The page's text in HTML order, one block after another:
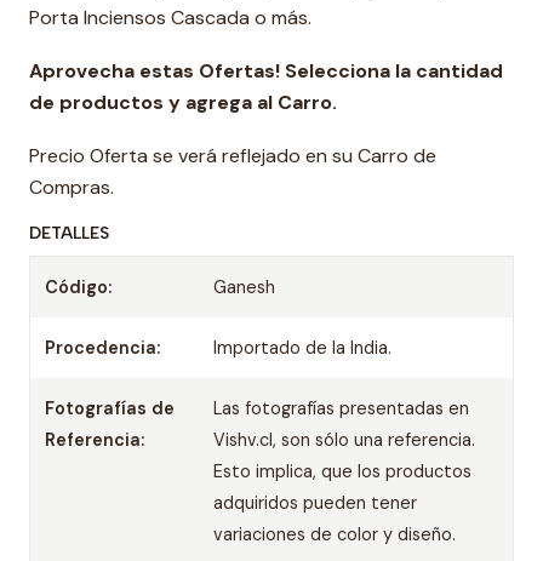
Porta Inciensos Cascada o más.
Aprovecha estas Ofertas! Selecciona la cantidad
de productos y agrega al Carro.
Precio Oferta se verá reflejado en su Carro de
Compras.
DETALLES
Código: Ganesh
Procedencia: Importado de la India.
Fotografías de
Referencia:
Las fotografías presentadas en
Vishv.cl, son sólo una referencia.
Esto implica, que los productos
adquiridos pueden tener
variaciones de color y diseño.